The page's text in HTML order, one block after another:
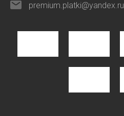
premium.platki@yandex.ru